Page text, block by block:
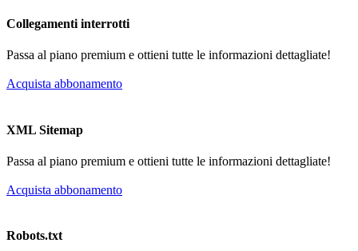
Collegamenti interrotti
Passa al piano premium e ottieni tutte le informazioni dettagliate!
Acquista abbonamento
XML Sitemap
Passa al piano premium e ottieni tutte le informazioni dettagliate!
Acquista abbonamento
Robots.txt